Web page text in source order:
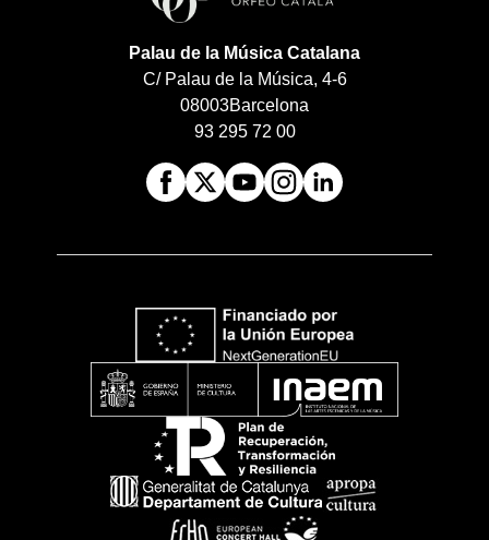
Palau de la Música Catalana
C/ Palau de la Música, 4-6
08003Barcelona
93 295 72 00